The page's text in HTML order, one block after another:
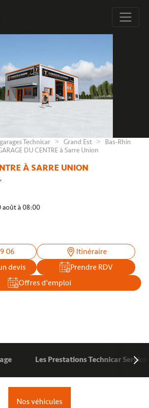
Technicar Grand Est
Bas-Rhin
DU CENTRE à Sarre Union
À SARRE UNION
août à 08:00
06
Itinéraire
devis
Prendre RDV
Offres d'emploi
Les Prestations Technicar
Nos véhicules